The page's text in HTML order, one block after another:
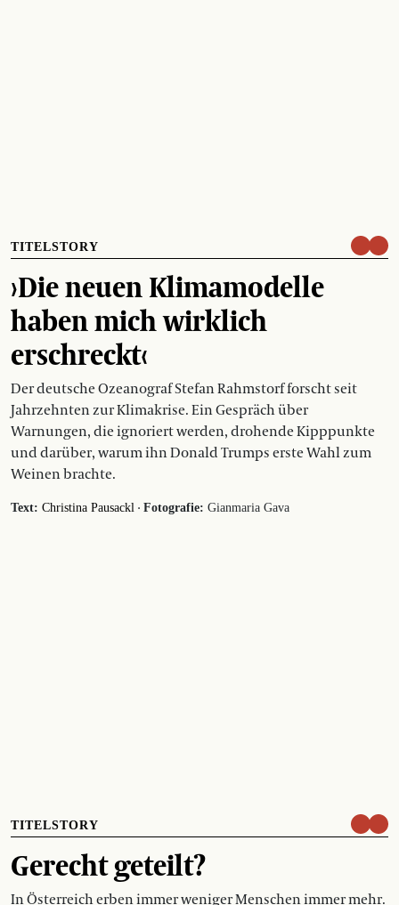
TITELSTORY
›Die neuen Klimamodelle
haben mich wirklich
erschreckt‹
Der deutsche Ozeanograf Stefan Rahmstorf forscht seit
Jahrzehnten zur Klimakrise. Ein Gespräch über
Warnungen, die ignoriert werden, drohende Kipppunkte
und darüber, warum ihn Donald Trumps erste Wahl zum
Weinen brachte.
Text: Christina Pausackl · Fotografie: Gianmaria Gava
TITELSTORY
Gerecht geteilt?
In Österreich erben immer weniger Menschen immer mehr.